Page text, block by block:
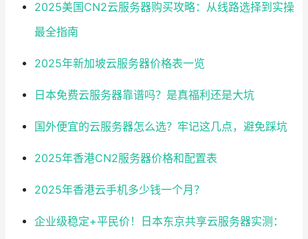
2025美国CN2云服务器购买攻略：从线路选择到实操
最全指南
2025年新加坡云服务器价格表一览
日本免费云服务器靠谱吗？是真福利还是大坑
国外便宜的云服务器怎么选？牢记这几点，避免踩坑
2025年香港CN2服务器价格和配置表
2025年香港云手机多少钱一个月？
企业级稳定+平民价！日本东京共享云服务器实测：